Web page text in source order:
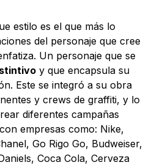
estilo es el que más lo
del personaje que cree
Un personaje que se
y que encapsula su
Este se integró a su obra
y crews de graffiti, y lo
diferentes campañas
empresas como: Nike,
Go Rigo Go, Budweiser,
Coca Cola, Cerveza